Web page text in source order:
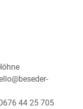
44 25 705